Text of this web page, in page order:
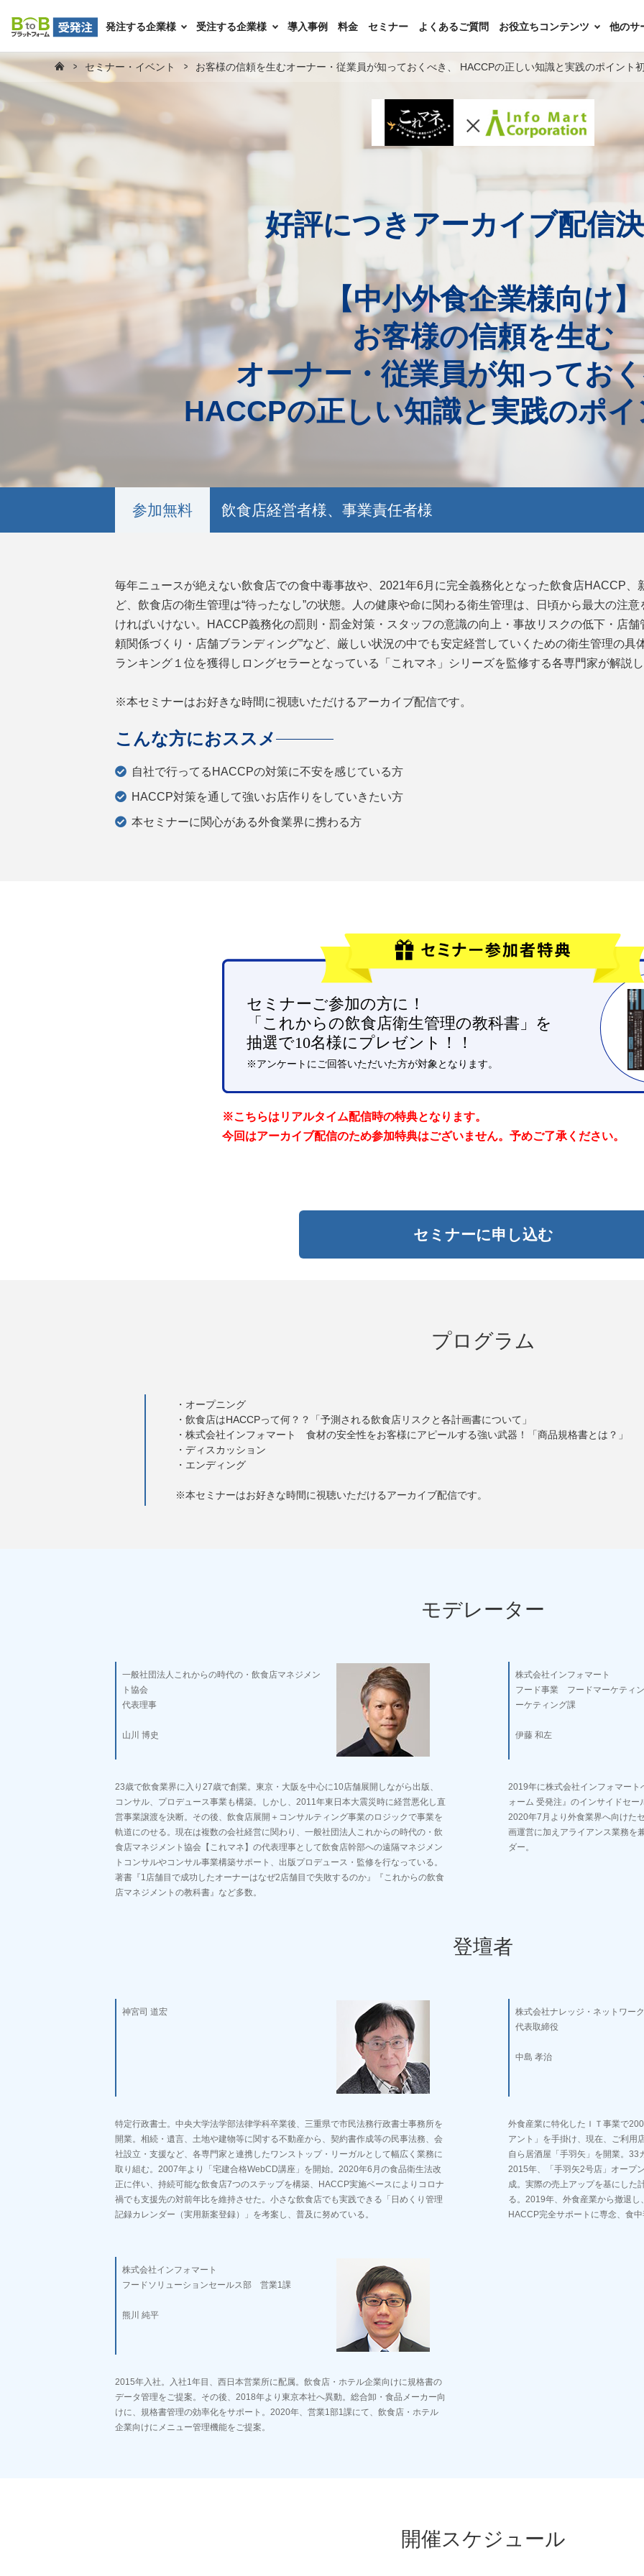
発注する企業様 受注する企業様 導入事例 料金 セミナー よくあるご質問 お役立ちコンテンツ 他のサ
セミナー・イベント お客様の信頼を生むオーナー・従業員が知っておくべき、 HACCPの正しい知識と実践のポイント
好評につきアーカイブ配信
【中小外食企業様向け】
お客様の信頼を生む
オーナー・従業員が知ってお
HACCPの正しい知識と実践のポ
参加無料 飲食店経営者様、事業責任者様
毎年ニュースが絶えない飲食店での食中毒事故や、2021年6月に完全義務化となった飲食店HACCP、
ど、飲食店の衛生管理は“待ったなし”の状態。人の健康や命に関わる衛生管理は、日頃から最大の注
ければいけない。HACCP義務化の罰則・罰金対策・スタッフの意識の向上・事故リスクの低下・店
頼関係づくり・店舗ブランディング”など、厳しい状況の中でも安定経営していくための衛生管理の
ランキング１位を獲得しロングセラーとなっている「これマネ」シリーズを監修する各専門家が解説
※本セミナーはお好きな時間に視聴いただけるアーカイブ配信です。
こんな方におススメ
自社で行ってるHACCPの対策に不安を感じている方
HACCP対策を通して強いお店作りをしていきたい方
本セミナーに関心がある外食業界に携わる方
※こちらはリアルタイム配信時の特典となります。
今回はアーカイブ配信のため参加特典はございません。予めご了承ください。
セミナーに申し込む
プログラム
・オープニング
・飲食店はHACCPって何？？「予測される飲食店リスクと各計画書について」
・株式会社インフォマート 食材の安全性をお客様にアピールする強い武器！「商品規格書とは？」
・ディスカッション
・エンディング
※本セミナーはお好きな時間に視聴いただけるアーカイブ配信です。
モデレーター
一般社団法人これからの時代の・飲食店マネジメン
ト協会
代表理事
山川 博史
23歳で飲食業界に入り27歳で創業。東京・大阪を中心に10店舗展開しながら出版、
コンサル、プロデュース事業も構築。しかし、2011年東日本大震災時に経営悪化し直
営事業譲渡を決断。その後、飲食店展開＋コンサルティング事業のロジックで事業を
軌道にのせる。現在は複数の会社経営に関わり、一般社団法人これからの時代の・飲
食店マネジメント協会【これマネ】の代表理事として飲食店幹部への遠隔マネジメン
トコンサルやコンサル事業構築サポート、出版プロデュース・監修を行なっている。
著書『1店舗目で成功したオーナーはなぜ2店舗目で失敗するのか』『これからの飲食
店マネジメントの教科書』など多数。
株式会社インフォマート
フード事業 フードマーケティ
ーケティング課
伊藤 和左
2019年に株式会社インフォマー
ォーム 受発注』のインサイドセ
2020年7月より外食業界へ向けた
画運営に加えアライアンス業務を
ダー。
登壇者
神宮司 道宏
特定行政書士。中央大学法学部法律学科卒業後、三重県で市民法務行政書士事務所を
開業。相続・遺言、土地や建物等に関する不動産から、契約書作成等の民事法務、会
社設立・支援など、各専門家と連携したワンストップ・リーガルとして幅広く業務に
取り組む。2007年より「宅建合格WebCD講座」を開始。2020年6月の食品衛生法改
正に伴い、持続可能な飲食店7つのステップを構築、HACCP実施ベースによりコロナ
禍でも支援先の対前年比を維持させた。小さな飲食店でも実践できる「日めくり管理
記録カレンダー（実用新案登録）」を考案し、普及に努めている。
株式会社ナレッジ・ネットワー
代表取締役
中島 孝治
外食産業に特化したＩＴ事業で
アント」を手掛け、現在、ご利用
自ら居酒屋「手羽矢」を開業。33
2015年、「手羽矢2号店」オープ
成。実際の売上アップを基にした
る。2019年、外食産業から撤退
HACCP完全サポートに専念、食
株式会社インフォマート
フードソリューションセールス部 営業1課
熊川 純平
2015年入社。入社1年目、西日本営業所に配属。飲食店・ホテル企業向けに規格書の
データ管理をご提案。その後、2018年より東京本社へ異動。総合卸・食品メーカー向
けに、規格書管理の効率化をサポート。2020年、営業1部1課にて、飲食店・ホテル
企業向けにメニュー管理機能をご提案。
開催スケジュール